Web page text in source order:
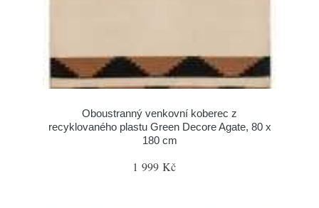
Oboustranný venkovní koberec z
recyklovaného plastu Green Decore Agate, 80 x
180 cm
1 999 Kč